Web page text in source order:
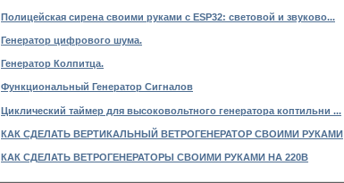
Полицейская сирена своими руками с ESP32: световой и звуково...
Генератор цифрового шума.
Генератор Колпитца.
Функциональный Генератор Сигналов
Циклический таймер для высоковольтного генератора коптильни ...
КАК СДЕЛАТЬ ВЕРТИКАЛЬНЫЙ ВЕТРОГЕНЕРАТОР СВОИМИ РУКАМИ
КАК СДЕЛАТЬ ВЕТРОГЕНЕРАТОРЫ СВОИМИ РУКАМИ НА 220В